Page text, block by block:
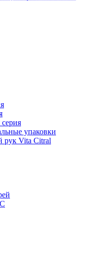
упаковки
рук Vita Citral